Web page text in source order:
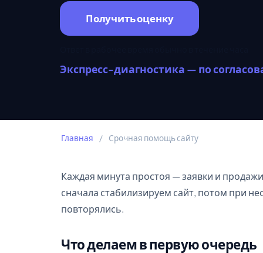
Получить оценку
Экспресс-диагностика — по
Главная / Срочная помощь сайту
Каждая минута простоя — заявки и
сначала стабилизируем сайт, потом при
повторялись.
Что делаем в первую очередь